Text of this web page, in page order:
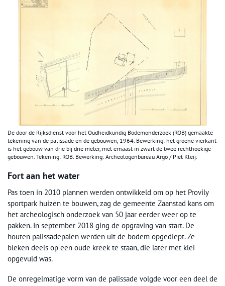
De door de Rijksdienst voor het Oudheidkundig Bodemonderzoek (ROB) gemaakte
tekening van de palissade en de gebouwen, 1964. Bewerking: het groene vierkant
is het gebouw van drie bij drie meter, met ernaast in zwart de twee rechthoekige
gebouwen. Tekening: ROB. Bewerking: Archeologenbureau Argo / Piet Kleij.
Fort aan het water
Pas toen in 2010 plannen werden ontwikkeld om op het Provily
sportpark huizen te bouwen, zag de gemeente Zaanstad kans om
het archeologisch onderzoek van 50 jaar eerder weer op te
pakken. In september 2018 ging de opgraving van start. De
houten palissadepalen werden uit de bodem opgediept. Ze
bleken deels op een oude kreek te staan, die later met klei
opgevuld was.
De onregelmatige vorm van de palissade volgde voor een deel de